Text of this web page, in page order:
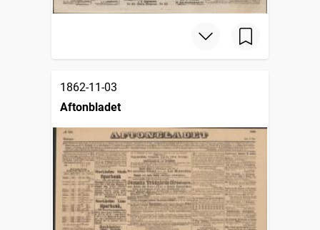
1862-11-03
Aftonbladet